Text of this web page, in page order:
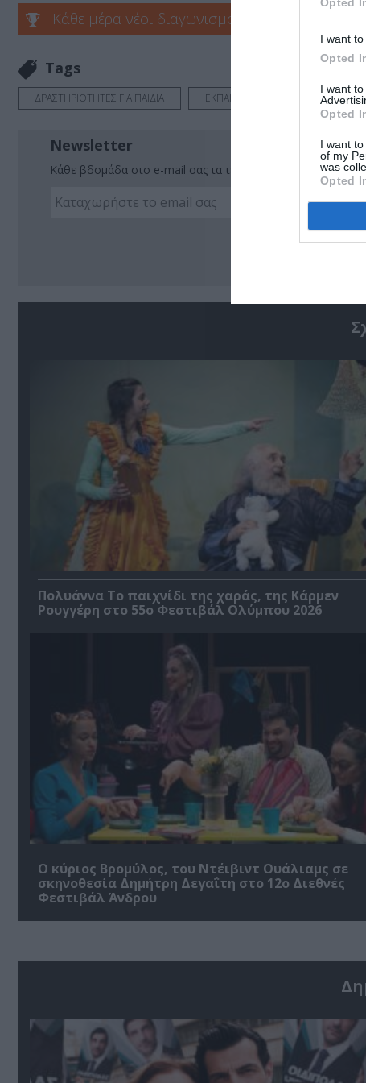
I want
Opted
I want
Opted
I want
of my
was
Opted
Κάθε μέρα νέοι διαγωνισμοί στο Culturenow.gr
Tags
ΔΡΑΣΤΗΡΙΟΤΗΤΕΣ ΓΙΑ ΠΑΙΔΙΑ ΕΚΠΑΙΔΕΥΤΙΚΑ ΠΡΟΓΡΑΜΜΑΤΑ
Newsletter
Κάθε βδομάδα στο e-mail σας τα τελευταία νέα για την
Πολυάννα Το παιχνίδι της χαράς, της Κάρμεν
Ρουγγέρη στο 55ο Φεστιβάλ Ολύμπου 2026
O κύριος Βρομύλος, του Ντέιβιντ Ουάλιαμς σε
σκηνοθεσία Δημήτρη Δεγαΐτη στο 12ο Διεθνές
Φεστιβάλ Άνδρου